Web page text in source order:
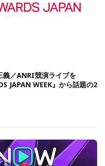
義／ANRI競演ライブを
JAPAN WEEK』から話題の2